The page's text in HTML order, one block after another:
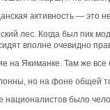
активность — это
лес. Когда был пик
вполне очевидно
на Якиманке. Там же
но на фоне общей
националистов было